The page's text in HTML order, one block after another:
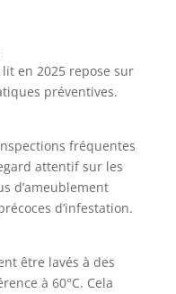
en 2025 repose sur
préventives.
fréquentes
attentif sur les
d’ameublement
d’infestation.
être lavés à des
à 60°C. Cela